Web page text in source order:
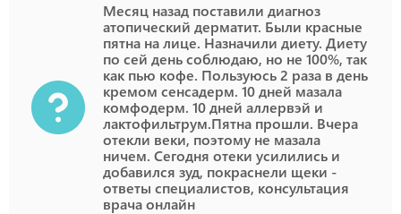
Месяц назад поставили диагноз
атопический дерматит. Были красные
пятна на лице. Назначили диету. Диету
по сей день соблюдаю, но не 100%, так
как пью кофе. Пользуюсь 2 раза в день
кремом сенсадерм. 10 дней мазала
комфодерм. 10 дней аллервэй и
лактофильтрум.Пятна прошли. Вчера
отекли веки, поэтому не мазала
ничем. Сегодня отеки усилились и
добавился зуд, покраснели щеки -
ответы специалистов, консультация
врача онлайн